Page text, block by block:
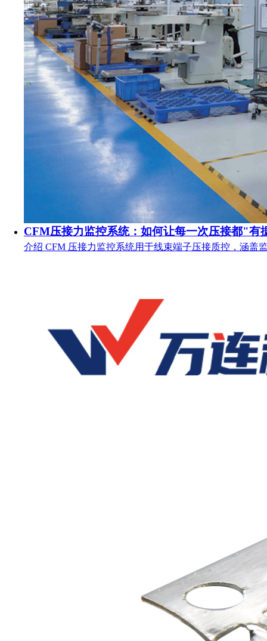
CFM压接力监控系统：如何让每一次压接都"有
介绍 CFM 压接力监控系统用于线束端子压接质控，涵盖